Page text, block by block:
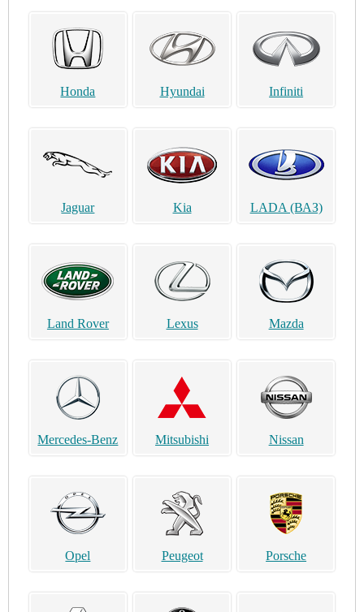
Honda Hyundai Infiniti
Jaguar Kia LADA (ВАЗ)
Land Rover Lexus Mazda
Mercedes-Benz Mitsubishi Nissan
Opel Peugeot Porsche